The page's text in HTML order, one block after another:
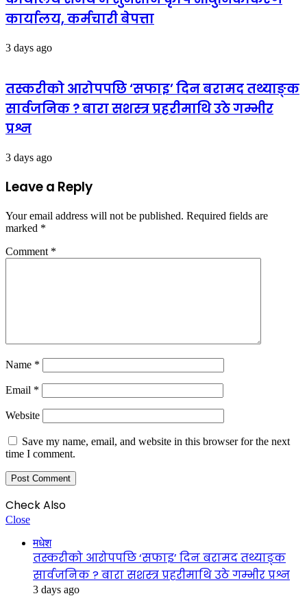
कार्यालय, कर्मचारी बेपत्ता
3 days ago
तस्करीको आरोपपछि ‘सफाइ’ दिन बरामद तथ्याङ्क
सार्वजनिक ? बारा सशस्त्र प्रहरीमाथि उठे गम्भीर
प्रश्न
3 days ago
Leave a Reply
Your email address will not be published. Required fields are
marked *
Comment *
Name *
Email *
Website
Save my name, email, and website in this browser for the next
time I comment.
Check Also
Close
मधेश
तस्करीको आरोपपछि ‘सफाइ’ दिन बरामद तथ्याङ्क
सार्वजनिक ? बारा सशस्त्र प्रहरीमाथि उठे गम्भीर प्रश्न
3 days ago